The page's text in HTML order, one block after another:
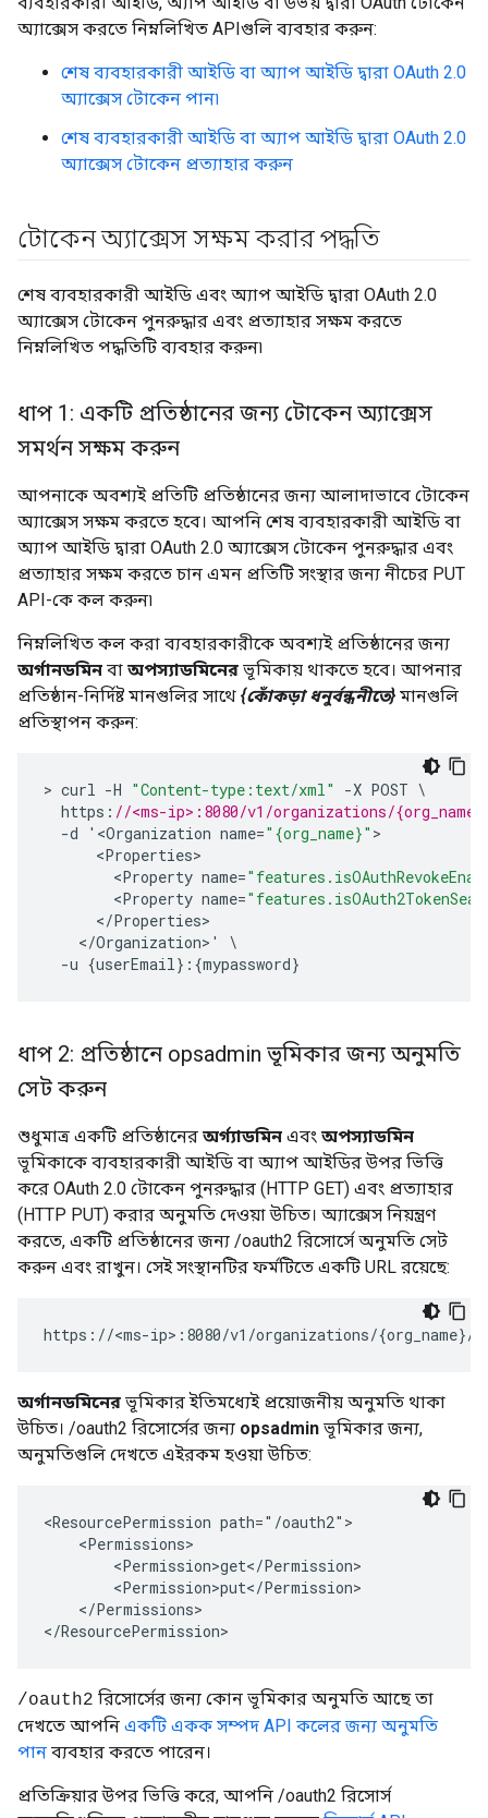
অ্যাক্সেস করতে নিম্নলিখিত APIগুলি ব্যবহার করুন:
শেষ ব্যবহারকারী আইডি বা অ্যাপ আইডি দ্বারা OAuth 2.0
অ্যাক্সেস টোকেন পান৷
শেষ ব্যবহারকারী আইডি বা অ্যাপ আইডি দ্বারা OAuth 2.0
অ্যাক্সেস টোকেন প্রত্যাহার করুন
টোকেন অ্যাক্সেস সক্ষম করার পদ্ধতি
শেষ ব্যবহারকারী আইডি এবং অ্যাপ আইডি দ্বারা OAuth 2.0
অ্যাক্সেস টোকেন পুনরুদ্ধার এবং প্রত্যাহার সক্ষম করতে
নিম্নলিখিত পদ্ধতিটি ব্যবহার করুন৷
ধাপ 1: একটি প্রতিষ্ঠানের জন্য টোকেন অ্যাক্সেস
সমর্থন সক্ষম করুন
আপনাকে অবশ্যই প্রতিটি প্রতিষ্ঠানের জন্য আলাদাভাবে টোকেন
অ্যাক্সেস সক্ষম করতে হবে। আপনি শেষ ব্যবহারকারী আইডি বা
অ্যাপ আইডি দ্বারা OAuth 2.0 অ্যাক্সেস টোকেন পুনরুদ্ধার এবং
প্রত্যাহার সক্ষম করতে চান এমন প্রতিটি সংস্থার জন্য নীচের PUT
API-কে কল করুন৷
নিম্নলিখিত কল করা ব্যবহারকারীকে অবশ্যই প্রতিষ্ঠানের জন্য
অর্গানডমিন বা অপস্যাডমিনের ভূমিকায় থাকতে হবে। আপনার
প্রতিষ্ঠান-নির্দিষ্ট মানগুলির সাথে {কোঁকড়া ধনুর্বন্ধনীতে} মানগুলি
প্রতিস্থাপন করুন:
> curl -H "Content-type:text/xml" -X POST
https : //<ms-ip>:8080/v1/organizations/
-d ' <Organization name="{org_name}"
<Properties
<Property name=
<Property name=
</Properties
</Organization> '
\
-u {userEmail}:{mypassword}
ধাপ 2: প্রতিষ্ঠানে opsadmin ভূমিকার জন্য অনুমতি
সেট করুন
শুধুমাত্র একটি প্রতিষ্ঠানের অর্গ্যাডমিন এবং অপস্যাডমিন
ভূমিকাকে ব্যবহারকারী আইডি বা অ্যাপ আইডির উপর ভিত্তি
করে OAuth 2.0 টোকেন পুনরুদ্ধার (HTTP GET) এবং প্রত্যাহার
(HTTP PUT) করার অনুমতি দেওয়া উচিত। অ্যাক্সেস নিয়ন্ত্রণ
করতে, একটি প্রতিষ্ঠানের জন্য /oauth2 রিসোর্সে অনুমতি সেট
করুন এবং রাখুন। সেই সংস্থানটির ফর্মটিতে একটি URL রয়েছে:
https://<ms-ip>:8080/v1/organizations/{org_name}/
অর্গানডমিনের ভূমিকার ইতিমধ্যেই প্রয়োজনীয় অনুমতি থাকা
উচিত। /oauth2 রিসোর্সের জন্য opsadmin ভূমিকার জন্য,
অনুমতিগুলি দেখতে এইরকম হওয়া উচিত:
<ResourcePermission path="/oauth2">
    <Permissions>
        <Permission>get</Permission>
        <Permission>put</Permission>
    </Permissions>
</ResourcePermission>
/oauth2 রিসোর্সের জন্য কোন ভূমিকার অনুমতি আছে তা
দেখতে আপনি একটি একক সম্পদ API কলের জন্য অনুমতি
পান ব্যবহার করতে পারেন।
প্রতিক্রিয়ার উপর ভিত্তি করে, আপনি /oauth2 রিসোর্স